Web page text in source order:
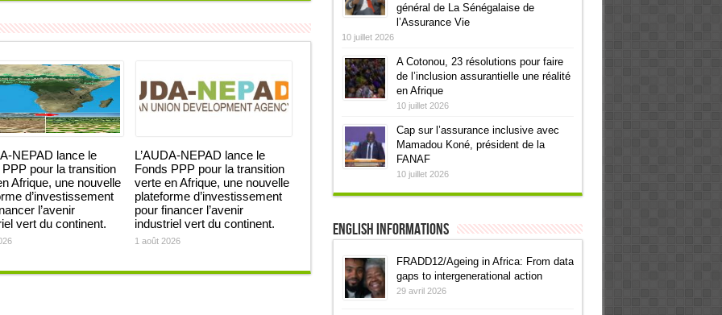
NEPAD lance le
pour la transition
Afrique, une nouvelle
d’investissement
l’avenir
vert du continent.
L’AUDA-NEPAD lance le
Fonds PPP pour la transition
verte en Afrique, une nouvelle
plateforme d’investissement
pour financer l’avenir
industriel vert du continent.
1 août 2026
général de La Sénégalaise de
l’Assurance Vie
10 juillet 2026
A Cotonou, 23 résolutions pour faire
de l’inclusion assurantielle une réalité
en Afrique
10 juillet 2026
Cap sur l’assurance inclusive avec
Mamadou Koné, président de la
FANAF
10 juillet 2026
English informations
FRADD12/Ageing in Africa: From data
gaps to intergenerational action
29 avril 2026